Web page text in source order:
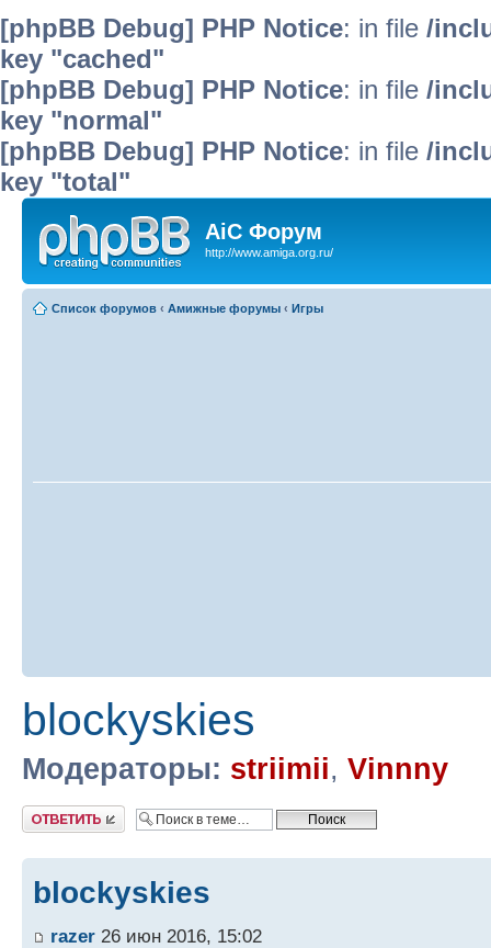
[phpBB Debug] PHP Notice: in file /
key "cached"
[phpBB Debug] PHP Notice: in file /
key "normal"
[phpBB Debug] PHP Notice: in file /
key "total"
AiC Форум
http://www.amiga.org.ru/
Список форумов ‹ Амижные форумы ‹ Игры
blockyskies
Модераторы: striimii, Vinnny
Ответить
blockyskies
razer 26 июн 2016, 15:02